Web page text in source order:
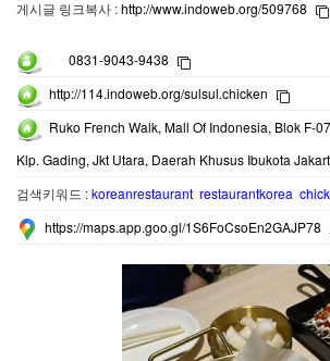
게시글 링크복사 :http://www.indoweb.org/509768
0831-9043-9438
http://114.indoweb.org/sulsul.chicken
Ruko French Walk, Mall Of Indonesia, Blok F-
Klp. Gading, Jkt Utara, Daerah Khusus Ibukota
검색키워드 :koreanrestaurant restaurantkorea
https://maps.app.goo.gl/1S6FoCsoEn2GAJP78